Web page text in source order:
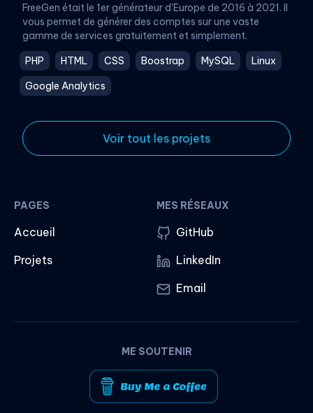
FreeGen était le 1er générateur d'Europe de 2016 à 2021. Il
vous permet de générer des comptes sur une vaste
gamme de services gratuitement et simplement.
PHP
HTML CSS Boostrap MySQL
Linux
Google Analytics
Voir tout les projets
PAGES
Accueil
Projets
MES RÉSEAUX
GitHub
LinkedIn
Email
ME SOUTENIR